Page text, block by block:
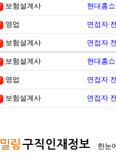
보험설계사 현대홈
영업 면접자
보험설계사 면접자
보험설계사 현대홈
영업 면접자
보험설계사 면접자
밀링 구직인재정보 한눈